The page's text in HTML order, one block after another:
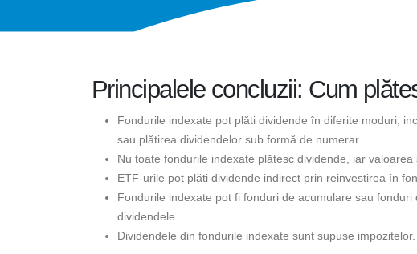
Principalele concluzii: Cum
Fondurile indexate pot plăti dividende în diferite moduri,
sau plătirea dividendelor sub formă de numerar.
Nu toate fondurile indexate plătesc dividende, iar
ETF-urile pot plăti dividende indirect prin reinvestirea în
Fondurile indexate pot fi fonduri de acumulare sau
dividendele.
Dividendele din fondurile indexate sunt supuse impozitelor.